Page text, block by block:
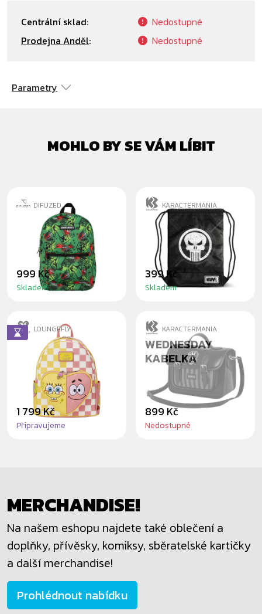
Centrální sklad:
Nedostupné
Prodejna Anděl: Nedostupné
Parametry
MOHLO BY SE VÁM LÍBIT
DIFUZED
MINECRAFT TNT
BATOH
999 Kč
Skladem
KARACTERMANIA
PUNISHER
GYMBAG
399 Kč
Skladem
LOUNGEFLY
SPONGEBOB &
PATRICK MINI
BATOH
1 799 Kč
Připravujeme
KARACTERMANIA
WEDNESDAY
KABELKA
899 Kč
Nedostupné
MERCHANDISE!
Na našem eshopu najdete také oblečení a
doplňky, přívěsky, komiksy, sběratelské kartičky
a další merchandise!
Prohlédnout nabídku